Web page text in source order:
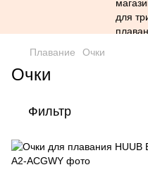
Плавание Очки
Очки
Фильтр